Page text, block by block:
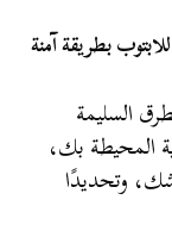
بطريقة آمنة
السليمة
المحيطة بك،
وتحديدًا